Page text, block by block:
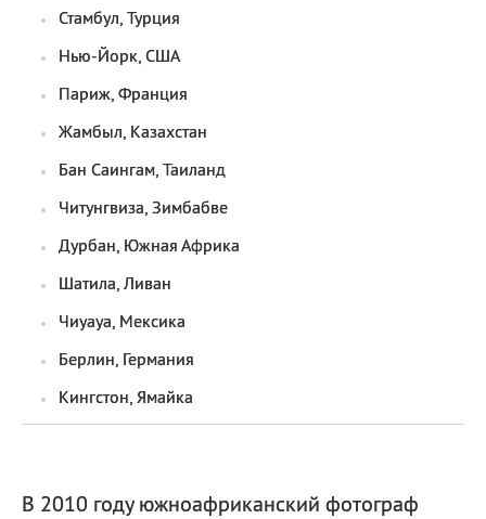
Стамбул, Турция
Нью-Йорк, США
Париж, Франция
Жамбыл, Казахстан
Бан Саингам, Таиланд
Читунгвиза, Зимбабве
Дурбан, Южная Африка
Шатила, Ливан
Чиуауа, Мексика
Берлин, Германия
Кингстон, Ямайка
В 2010 году южноафриканский фотограф